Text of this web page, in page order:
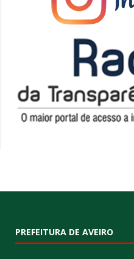
PREFEITURA DE AVEIRO